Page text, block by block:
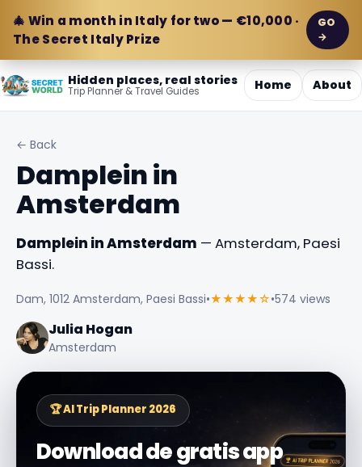
🎄 Win a month in Italy for two — €10,000 ·
The Secret Italy Prize
GO
→
Hidden places, real stories
Trip Planner & Travel Guides Home About
← Back
Damplein in
Amsterdam
Damplein in Amsterdam — Amsterdam, Paesi
Bassi.
Dam, 1012 Amsterdam, Paesi Bassi•★★★★☆•574 views
Julia Hogan
Amsterdam
🏆 AI Trip Planner 2026
Download de gratis app